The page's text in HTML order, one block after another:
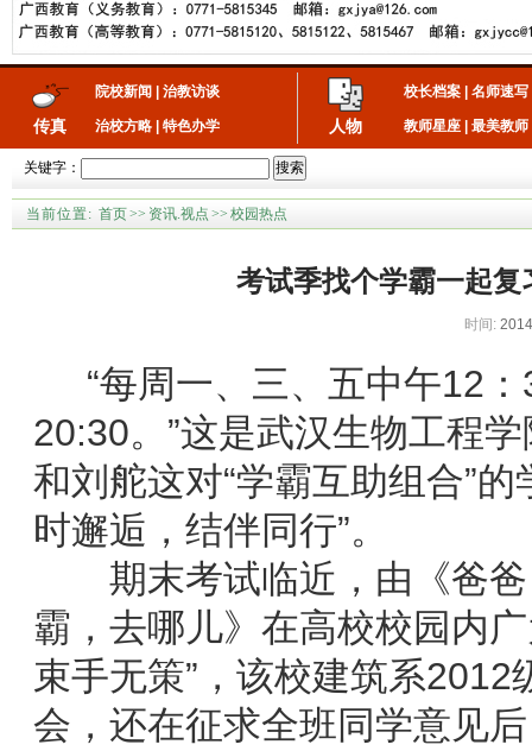
传真
院校新闻 治教访谈
治校方略 特色办学 人物
校长档案 名师速写
教师星座 最美教师
关键字： 搜索
当前位置: 首页>> 资讯.视点 >> 校园热点
考试季找个学霸一起
时间:
“每周一、三、五中午12：
20:30。”这是武汉生物工程
和刘舵这对“学霸互助组合”
时邂逅，结伴同行”。
期末考试临近，由《爸爸
霸，去哪儿》在高校校园内
束手无策”，该校建筑系
会，还在征求全班同学意见